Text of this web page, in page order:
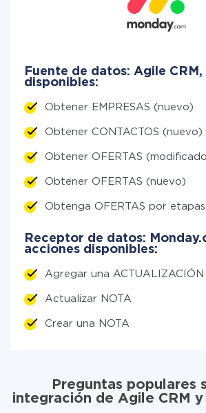
Fuente de datos: Agile
disponibles:
Obtener EMPRESAS (nuevo)
Obtener CONTACTOS (nuevo)
Obtener OFERTAS
Obtener OFERTAS (nuevo)
Obtenga OFERTAS por
Receptor de datos:
acciones disponibles:
Agregar una
Actualizar NOTA
Crear una NOTA
Preguntas populares
integración de Agile CRM